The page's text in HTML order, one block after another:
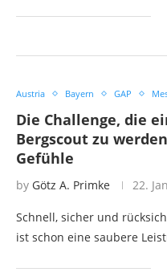
Austria Bayern GAP
Die Challenge, die
Bergscout zu
Gefühle
by Götz A. Primke 22.
Schnell, sicher und
ist schon eine saubere